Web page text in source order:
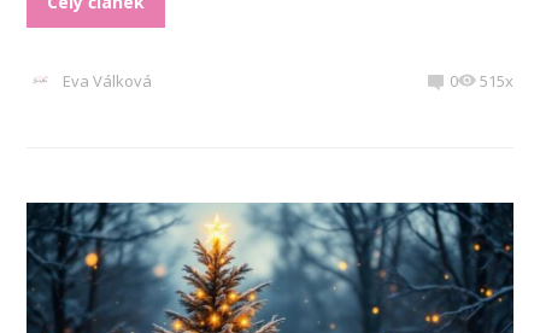
Eva Válková 0 515x